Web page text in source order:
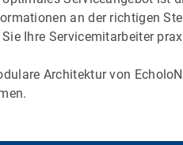
an der richtigen
Ihre Servicemitarbeiter
Architektur von